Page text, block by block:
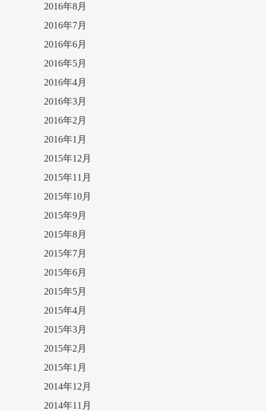
2016年8月
2016年7月
2016年6月
2016年5月
2016年4月
2016年3月
2016年2月
2016年1月
2015年12月
2015年11月
2015年10月
2015年9月
2015年8月
2015年7月
2015年6月
2015年5月
2015年4月
2015年3月
2015年2月
2015年1月
2014年12月
2014年11月